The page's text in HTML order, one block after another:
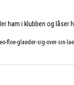
ham i klubben og
floe-glaeder-sig-over-sin-